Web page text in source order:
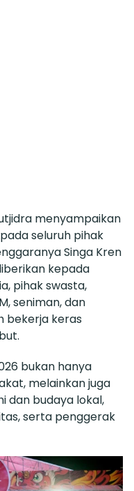
menyampaikan
seluruh pihak
Singa Kren
kepada
pihak swasta,
seniman, dan
bekerja keras
bukan hanya
melainkan juga
dan budaya lokal,
serta penggerak